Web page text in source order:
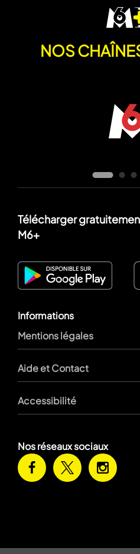
NOS
Télécharger
M6+
Informations
Mentions légales
Aide et Contact
Accessibilité
Nos réseaux sociaux